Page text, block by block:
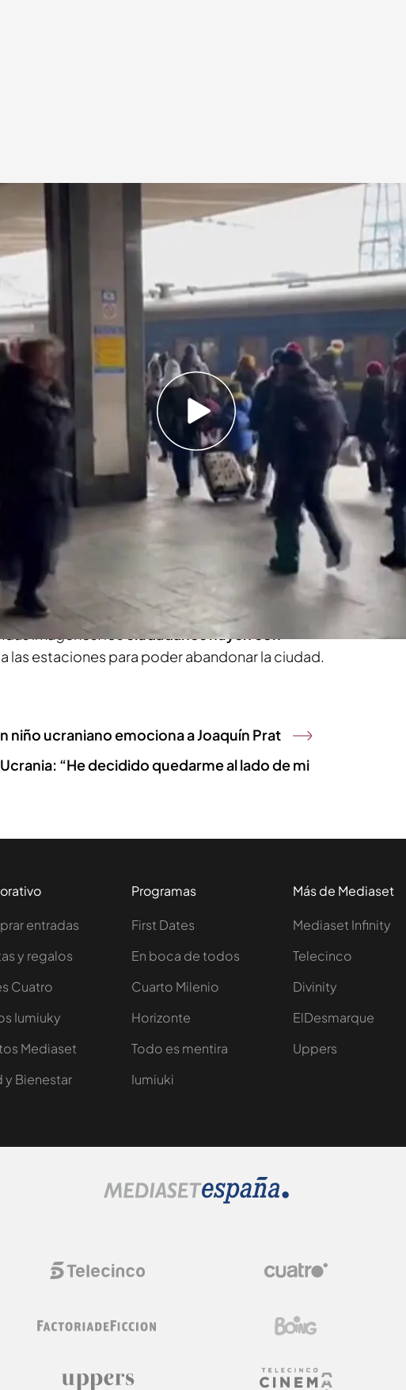
de ciudadanos de Kiev intentando abandonar
a todos los ciudadanos de Kiev que
ante un ataque inminente
la invasión de Rusia a Ucraniay el conflicto
ruso ha
atacado la torre de telecomunicaciones
un misilla sede del Gobierno en Jarkov
a todos los ciudadanos de Kiev que
un ataque inminente. Un anuncio que ha
imágenes: los
ciudadanos huyen con
a las estaciones para poder abandonar la ciudad.
niño ucraniano emociona a Joaquín Prat
“He decidido quedarme al lado de mi
entradas
y regalos
Cuatro
Iumiuky
Mediaset
y Bienestar
Programas
First Dates
En boca de todos
Cuarto Milenio
Horizonte
Todo es mentira
Iumiuki
Más de Mediaset
Mediaset Infinity
Telecinco
Divinity
ElDesmarque
Uppers